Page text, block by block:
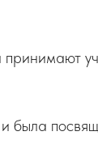
была